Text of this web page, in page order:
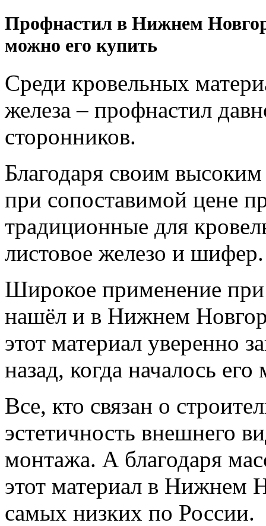
Профнастил в Нижнем
можно его купить
Среди кровельных
железа – профнастил
сторонников.
Благодаря своим
при сопоставимой цене
традиционные для
листовое железо и шифер.
Широкое применение
нашёл и в Нижнем
этот материал уверенно
назад, когда началось
Все, кто связан о
эстетичность внешнего
монтажа. А благодаря
этот материал в Нижнем
самых низких по России.